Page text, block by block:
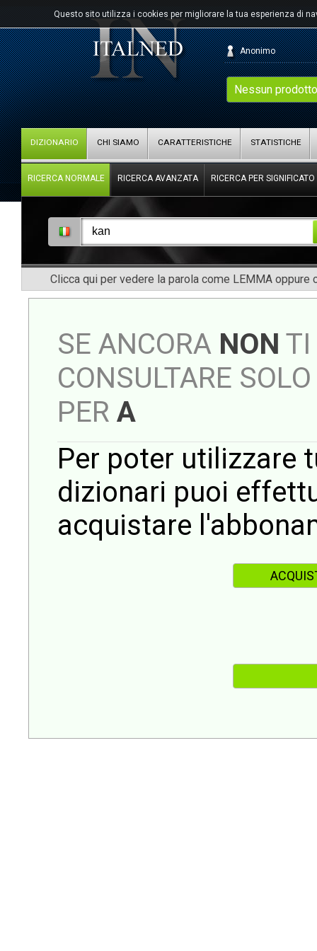
Questo sito utilizza i cookies per migliorare la tua esperienza di
Nessun
Anonimo
DIZIONARIO CHI SIAMO CARATTERISTICHE STATISTICHE
RICERCA NORMALE RICERCA AVANZATA RICERCA PER SIGNIFICATO
Clicca qui per vedere la parola come LEMMA oppure
SE ANCORA NON TI
CONSULTARE
PER A
Per poter utilizzare
dizionari puoi
acquistare